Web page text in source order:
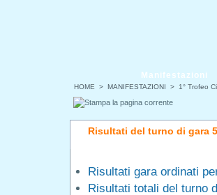
HOME > MANIFESTAZIONI > 1° Trofeo
Manifestazioni
Risultati del turno di gara
Risultati gara ordinati
Risultati totali del turno